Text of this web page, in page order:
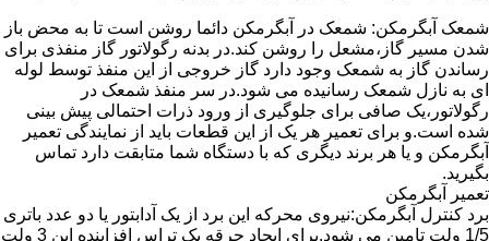
شمعک آبگرمکن: شمعک در آبگرمکن دائما روشن است تا به محض باز
شدن مسیر گاز،مشعل را روشن کند.در بدنه رگولاتور گاز منفذی برای
رساندن گاز به شمعک وجود دارد گاز خروجی از این منفذ توسط لوله
ای به نازل شمعک رسانیده می شود.در سر منفذ شمعک در
رگولاتور،یک صافی برای جلوگیری از ورود ذرات احتمالی پیش بینی
شده است.و برای تعمیر هر یک از این قطعات باید از نمایندگی تعمیر
آبگرمکن و یا هر برند دیگری که با دستگاه شما متابقت دارد تماس
بگیرید.
تعمیر آبگرمکن
برد کنترل آبگرمکن:نیروی محرکه این برد از یک آدابتور یا دو عدد باتری
1/5 ولت تامین می شود.برای ایجاد جرقه یک تراس افزاینده این 3 ولت